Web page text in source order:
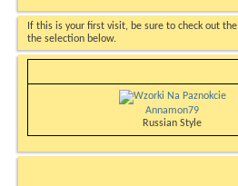
If this is your first visit, be sure to check out the
the selection below.
Annamon79
Russian Style